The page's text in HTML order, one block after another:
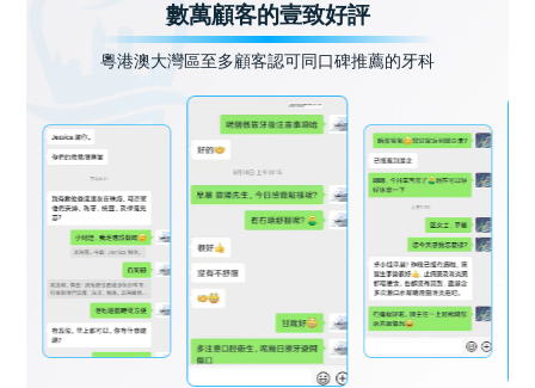
數萬顧客的壹致好評
粵港澳大灣區至多顧客認可同口碑推薦的牙科